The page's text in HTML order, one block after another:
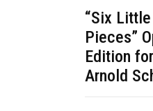
“Six
Pieces”
Edition
Arnold